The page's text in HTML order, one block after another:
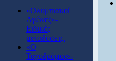
«Ολυμπιακοί
Αγώνες»-
Ειδικές
μεταδόσεις.
«Ο
Ταχυδρόμος»-